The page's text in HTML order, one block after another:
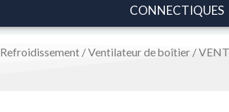
CONNECTIQUES
Refroidissement /Ventilateur de boîtier /